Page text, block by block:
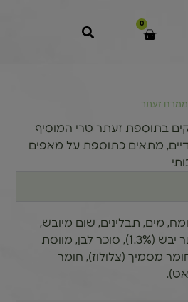
0
זעתר
בתוספת זעתר טרי המוסיף
מתאים כתוספת על מאפים
מים, תבלינים, שום מיובש,
מלח שולחן, תבלין זעתר יבש (1.3%), סוכר לבן, מווסת
מסמיך (צלולוז), חומר